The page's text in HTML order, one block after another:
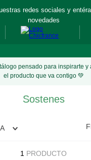
redes sociales y
novedades
pensado para inspirarte y
el producto que va contigo 💚
Sostenes
1 PRODUCTO